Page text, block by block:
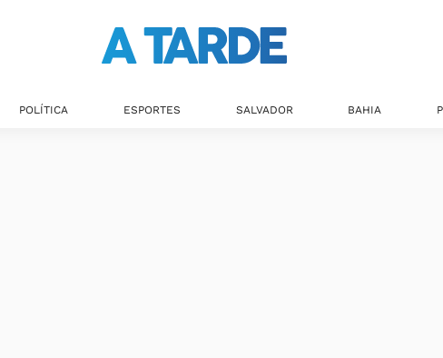
POLÍTICA ESPORTES SALVADOR BAHIA